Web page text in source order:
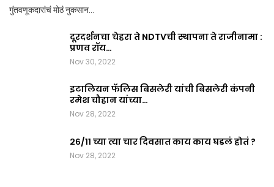
गुंतवणूकदारांचं मोठं नुकसान…
दूरदर्शनचा चेहरा ते NDTVची स्थापना ते राजीनामा :
प्रणव रॉय…
Nov 30, 2022
इटालियन फॅलिस बिसलेरी यांची बिसलेरी कंपनी
रमेश चौहान यांच्या…
Nov 28, 2022
२६/११ च्या त्या चार दिवसात काय काय घडलं होतं ?
Nov 28, 2022